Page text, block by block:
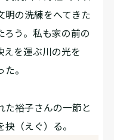
明の洗練をへてきた
ろう。私も家の前の
えを運ぶ川の光を
。
裕子さんの一節と
（えぐ）る。